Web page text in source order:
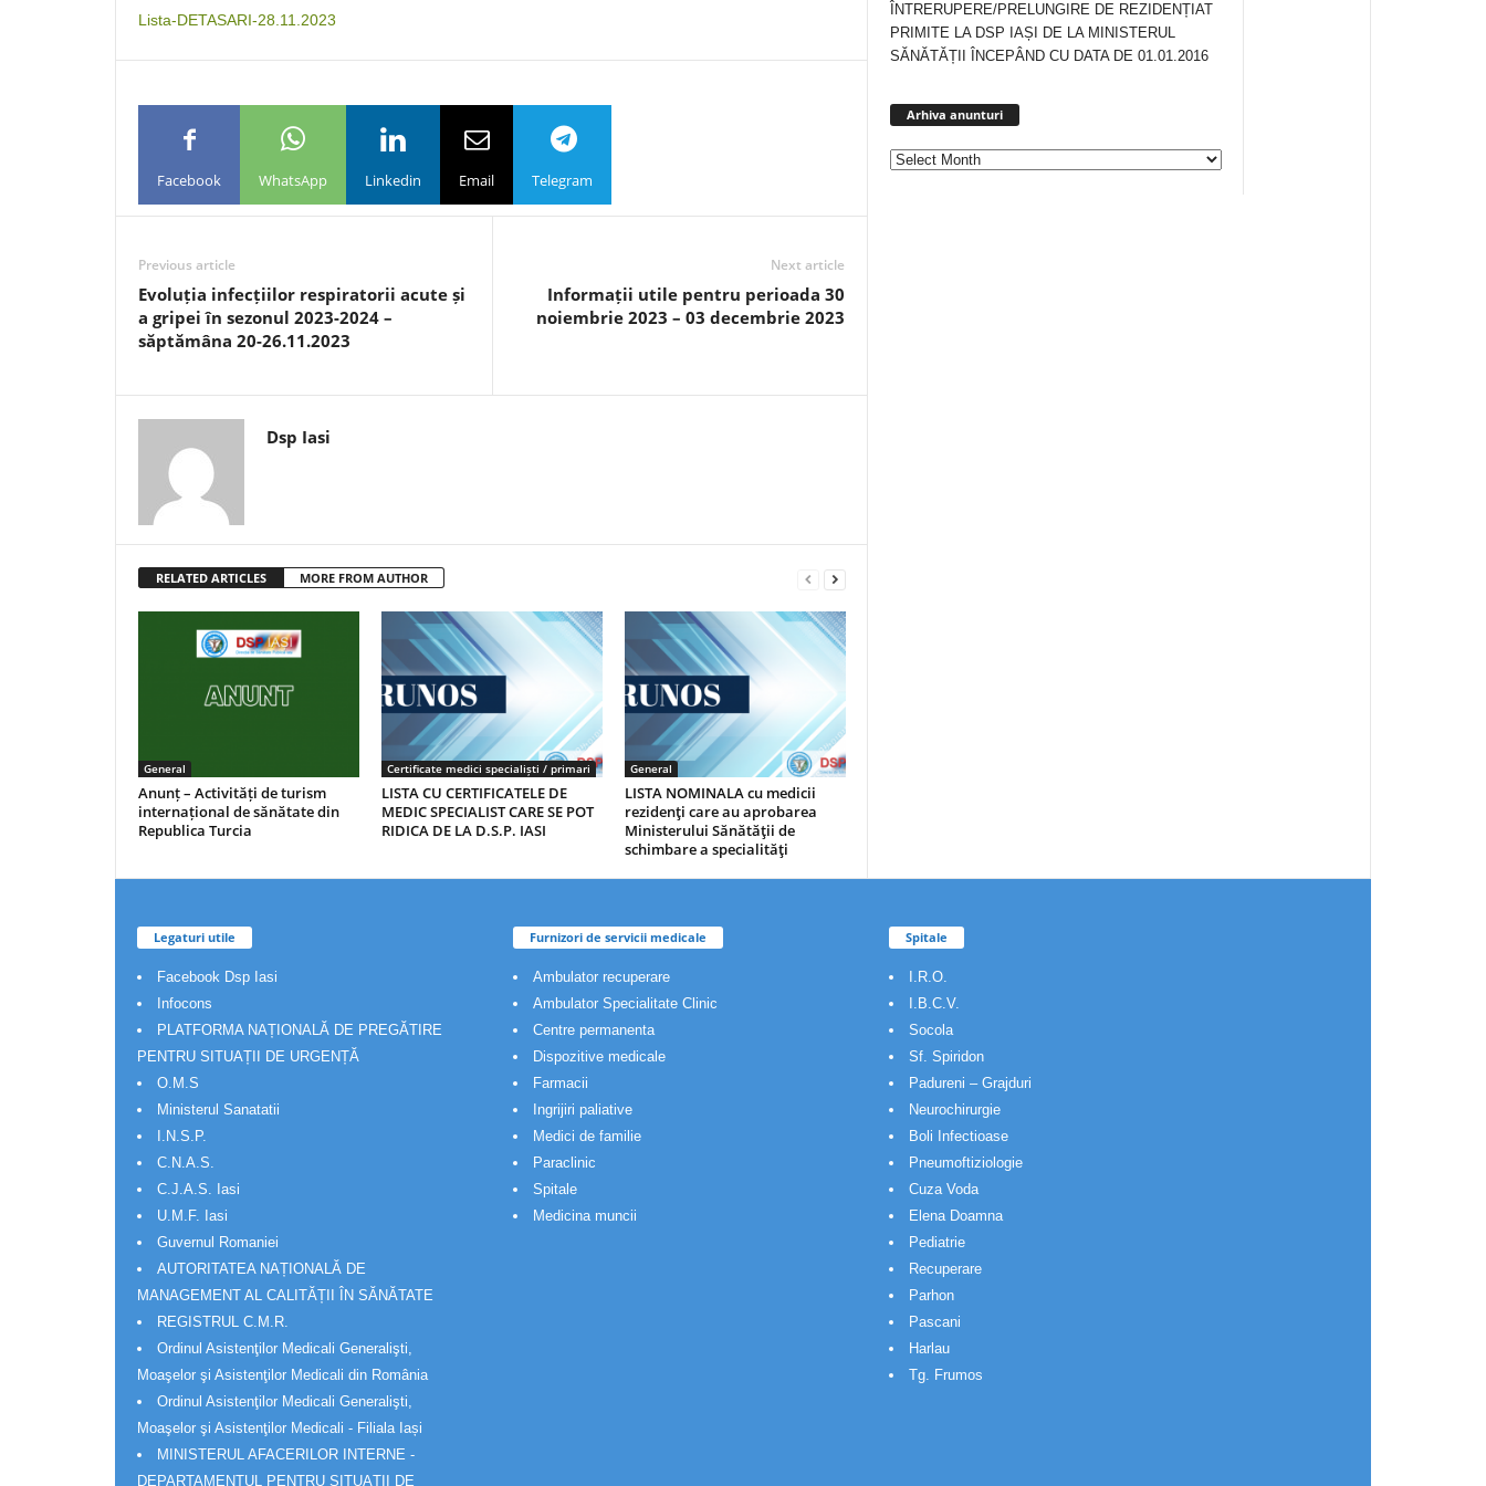
Lista-DETASARI-28.11.2023
Facebook WhatsApp Linkedin Email Telegram
Previous article
Evoluția infecțiilor respiratorii acute și
a gripei în sezonul 2023-2024 –
săptămâna 20-26.11.2023
Next article
Informații utile pentru perioada 30
noiembrie 2023 – 03 decembrie 2023
Dsp Iasi
RELATED ARTICLES MORE FROM AUTHOR
General
Anunț – Activități de turism
internațional de sănătate din
Republica Turcia
Certificate medici specialiști / primari
LISTA CU CERTIFICATELE DE
MEDIC SPECIALIST CARE SE POT
RIDICA DE LA D.S.P. IASI
General
LISTA NOMINALA cu medicii
rezidenţi care au aprobarea
Ministerului Sănătăţii de
schimbare a specialităţi
ÎNTRERUPERE/PRELUNGIRE DE REZIDENȚIAT
PRIMITE LA DSP IAȘI DE LA MINISTERUL
SĂNĂTĂȚII ÎNCEPÂND CU DATA DE 01.01.2016
Arhiva anunturi
Legaturi utile
Facebook Dsp Iasi
Infocons
PLATFORMA NAȚIONALĂ DE PREGĂTIRE
PENTRU SITUAȚII DE URGENȚĂ
O.M.S
Ministerul Sanatatii
I.N.S.P.
C.N.A.S.
C.J.A.S. Iasi
U.M.F. Iasi
Guvernul Romaniei
AUTORITATEA NAȚIONALĂ DE
MANAGEMENT AL CALITĂȚII ÎN SĂNĂTATE
REGISTRUL C.M.R.
Ordinul Asistenţilor Medicali Generalişti,
Moaşelor şi Asistenţilor Medicali din România
Ordinul Asistenţilor Medicali Generalişti,
Moaşelor şi Asistenţilor Medicali - Filiala Iași
MINISTERUL AFACERILOR INTERNE -
DEPARTAMENTUL PENTRU SITUAȚII DE
Furnizori de servicii medicale
Ambulator recuperare
Ambulator Specialitate Clinic
Centre permanenta
Dispozitive medicale
Farmacii
Ingrijiri paliative
Medici de familie
Paraclinic
Spitale
Medicina muncii
Spitale
I.R.O.
I.B.C.V.
Socola
Sf. Spiridon
Padureni – Grajduri
Neurochirurgie
Boli Infectioase
Pneumoftiziologie
Cuza Voda
Elena Doamna
Pediatrie
Recuperare
Parhon
Pascani
Harlau
Tg. Frumos